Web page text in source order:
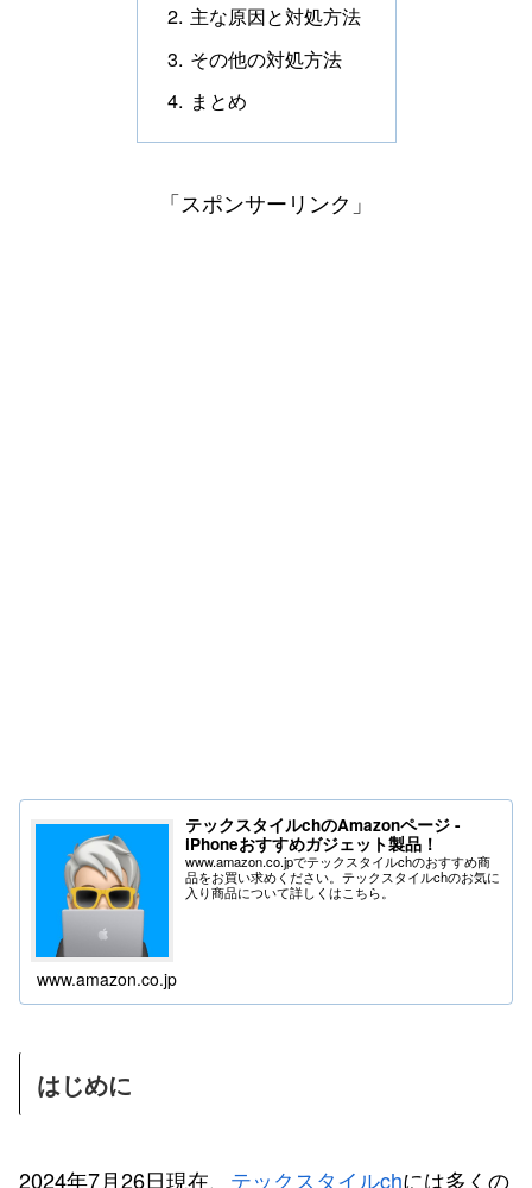
主な原因と対処方法
その他の対処方法
まとめ
「スポンサーリンク」
テックスタイルchのAmazonページ -
iPhoneおすすめガジェット製品！
www.amazon.co.jpでテックスタイルchのおすすめ商
品をお買い求めください。テックスタイルchのお気に
入り商品について詳しくはこちら。
www.amazon.co.jp
はじめに
2024年7月26日現在、 テックスタイルchには多くの